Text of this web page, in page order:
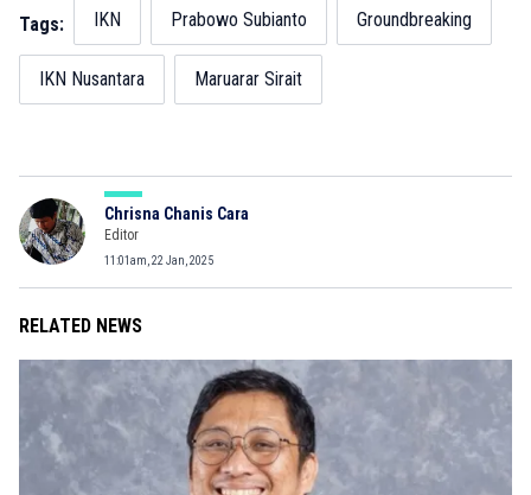
Tags: IKN Prabowo Subianto Groundbreaking
IKN Nusantara Maruarar Sirait
Chrisna Chanis Cara
Editor
11:01am, 22 Jan, 2025
RELATED NEWS